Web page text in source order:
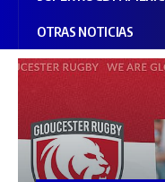
OTRAS NOTICIAS